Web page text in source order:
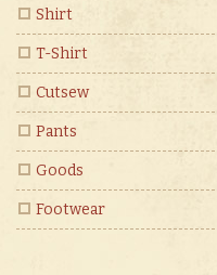
Shirt
T-Shirt
Cutsew
Pants
Goods
Footwear